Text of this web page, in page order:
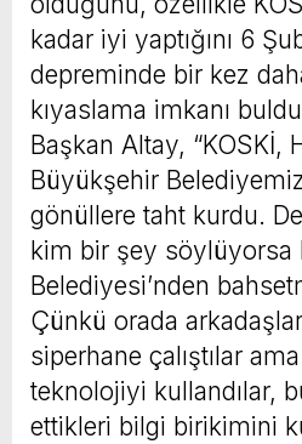
kadar iyi yaptığını 6
depreminde bir kez
kıyaslama imkanı
Başkan Altay, “KOSKİ,
Büyükşehir
gönüllere taht kurdu.
kim bir şey söylüyorsa
Belediyesi’nden
Çünkü orada
siperhane çalıştılar
teknolojiyi kullandılar,
ettikleri bilgi birikimini